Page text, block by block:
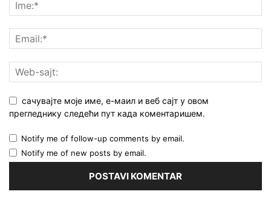
сачувајте моје име, е-маил и веб сајт у овом
прегледнику следећи пут када коментаришем.
Notify me of follow-up comments by email.
Notify me of new posts by email.